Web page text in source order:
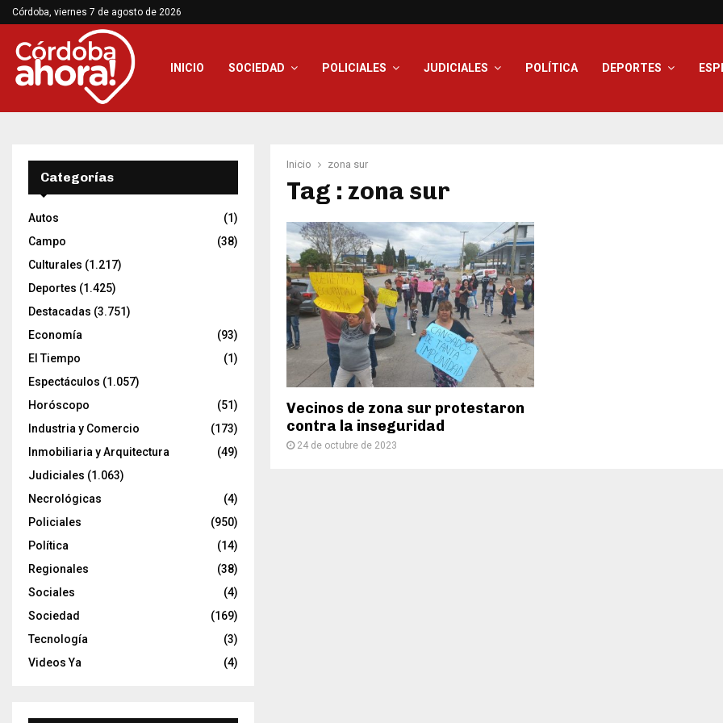
Córdoba, viernes 7 de agosto de 2026
INICIO SOCIEDAD POLICIALES JUDICIALES POLÍTICA DEPORTES
Inicio zona sur
Tag : zona sur
Vecinos de zona sur protestaron
contra la inseguridad
24 de octubre de 2023
Categorías
Autos
(1)
Campo
(38)
Culturales (1.217)
Deportes (1.425)
Destacadas (3.751)
Economía
(93)
El Tiempo
(1)
Espectáculos (1.057)
Horóscopo
(51)
Industria y Comercio
(173)
Inmobiliaria y Arquitectura
(49)
Judiciales (1.063)
Necrológicas
(4)
Policiales
(950)
Política
(14)
Regionales
(38)
Sociales
(4)
Sociedad
(169)
Tecnología
(3)
Videos Ya
(4)